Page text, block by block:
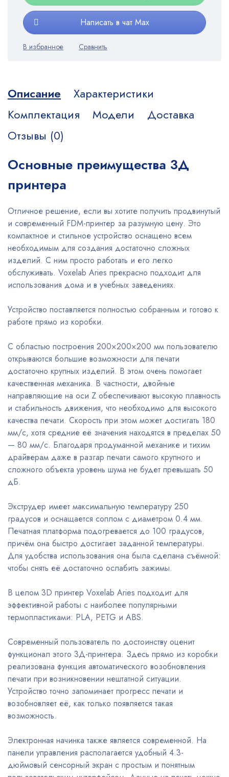
Написать в чат Max
Описание
Характеристики
Комплектация
Модели
Доставка
Отзывы (0)
Основные преимущества 3Д
принтера
Отличное решение, если вы хотите получить продвинутый
и современный FDM-принтер за разумную цену. Это
компактное и стильное устройство оснащено всем
необходимым для создания достаточно сложных
изделий. С ним просто работать и его легко
обслуживать. Voxelab Aries прекрасно подходит для
использования дома и в учебных заведениях.
Устройство поставляется полностью собранным и готово к
работе прямо из коробки.
С областью построения 200×200×200 мм пользователю
открываются большие возможности для печати
достаточно крупных изделий. В этом очень помогает
качественная механика. В частности, двойные
направляющие на оси Z обеспечивают высокую плавность
и стабильность движения, что необходимо для высокого
качества печати. Скорость при этом может достигать 180
мм/с, хотя средние её значения находятся в пределах 50
— 80 мм/с. Благодаря продуманной механике и тихим
драйверам даже в разгар печати самого крупного и
сложного объекта уровень шума не будет превышать 50
дБ.
Экструдер имеет максимальную температуру 250
градусов и оснащается соплом с диаметром 0.4 мм.
Печатная платформа подогревается до 100 градусов,
причём она быстро достигает заданной температуры.
Для удобства использования она была сделана съёмной:
чтобы снять её достаточно ослабить зажимы.
В целом 3D принтер Voxelab Aries подходит для
эффективной работы с наиболее популярными
термопластиками: PLA, PETG и ABS.
Современный пользователь по достоинству оценит
функционал этого 3Д-принтера. Здесь прямо из коробки
реализована функция автоматического возобновления
печати при возникновении нештатной ситуации.
Устройство точно запоминает прогресс печати и
возобновляет её, как только появляется такая
возможность.
Электронная начинка также является современной. На
панели управления располагается удобный 4.3-
дюймовый сенсорный экран с простым и понятным